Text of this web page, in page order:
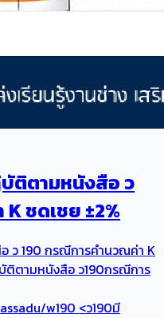
ติตามหนังสือ ว
ชดเชย ±2%
ว 190 กรณีการคำนวณค่า K
ติตามหนังสือ ว190กรณีการ
w190 <ว190มี